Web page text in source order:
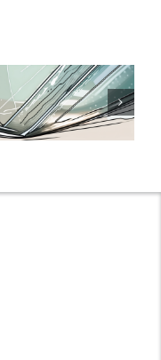
7
Expertentipps
für maximale